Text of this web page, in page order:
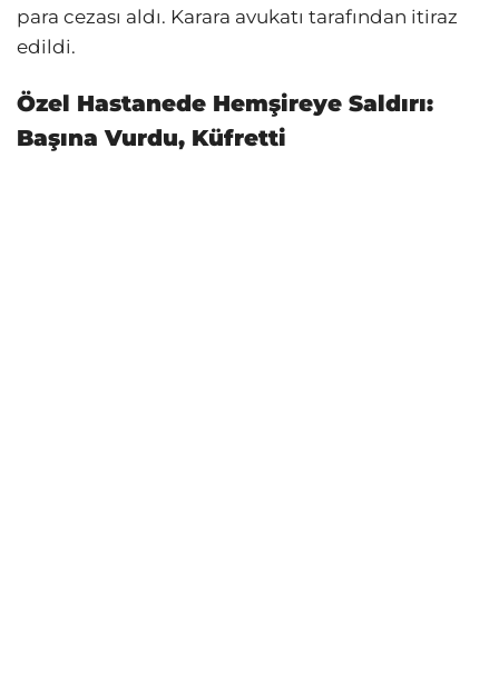
para cezası aldı. Karara avukatı tarafından itiraz
edildi.
Özel Hastanede Hemşireye Saldırı:
Başına Vurdu, Küfretti